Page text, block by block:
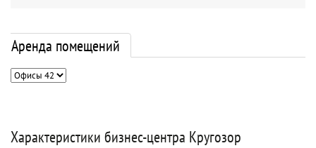
Аренда помещений
Характеристики бизнес-центра Кругозор